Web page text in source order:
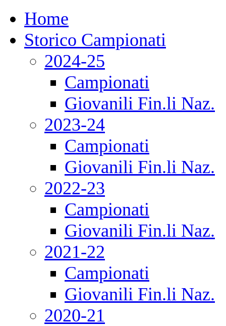
Home
Storico Campionati
2024-25
Campionati
Giovanili Fin.li Naz.
2023-24
Campionati
Giovanili Fin.li Naz.
2022-23
Campionati
Giovanili Fin.li Naz.
2021-22
Campionati
Giovanili Fin.li Naz.
2020-21